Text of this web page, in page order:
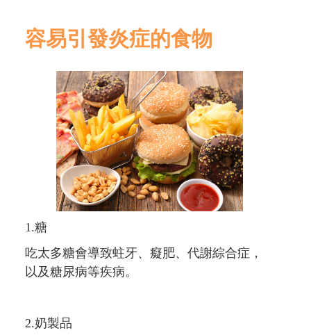
容易引發炎症的食物
1.糖
吃太多糖會導致蛀牙、癡肥、代謝綜合症，
以及糖尿病等疾病。
2.奶製品